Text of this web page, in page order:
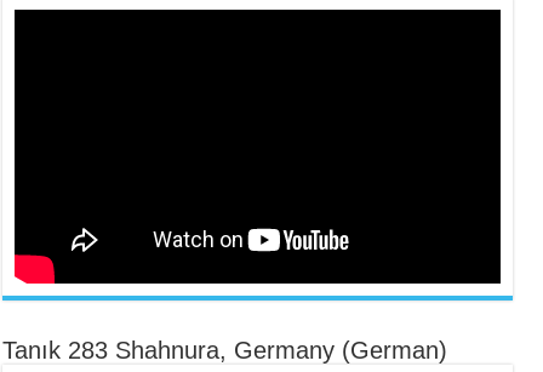
Tanık 283 Shahnura, Germany (German)